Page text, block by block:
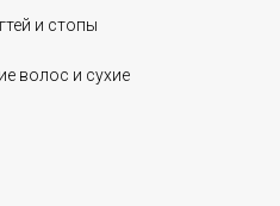
и стопы
волос и сухие